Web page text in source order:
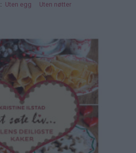
Uten egg Uten nøtter